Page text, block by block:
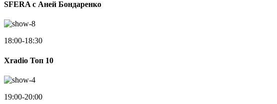
SFERA с Аней Бондаренко
18:00-18:30
Xradio Топ 10
19:00-20:00